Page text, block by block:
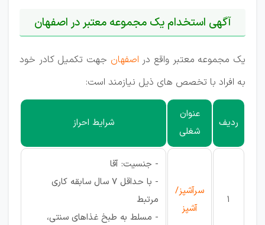
آگهی استخدام یک مجموعه معتبر در اصفهان
یک مجموعه معتبر واقع در اصفهان جهت تکمیل کادر خود
به افراد با تخصص های ذیل نیازمند است:
ردیف
عنوان
شغلی
شرایط احراز
1
سرآشپز/
آشپز
- جنسیت: آقا
- با حداقل 7 سال سابقه کاری
مرتبط
- مسلط به طبخ غذاهای سنتی،